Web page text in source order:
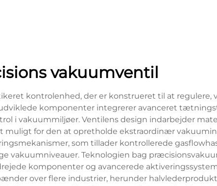
vakuumventil
kontrolenhed, der er konstrueret til at regulere,
komponenter integrerer avanceret
i vakuummiljøer. Ventilens design indarbejder
muligt for den at opretholde ekstraordinær
som tillader kontrollerede
vakuumniveauer. Teknologien bag
komponenter og avancerede
over flere industrier, herunder